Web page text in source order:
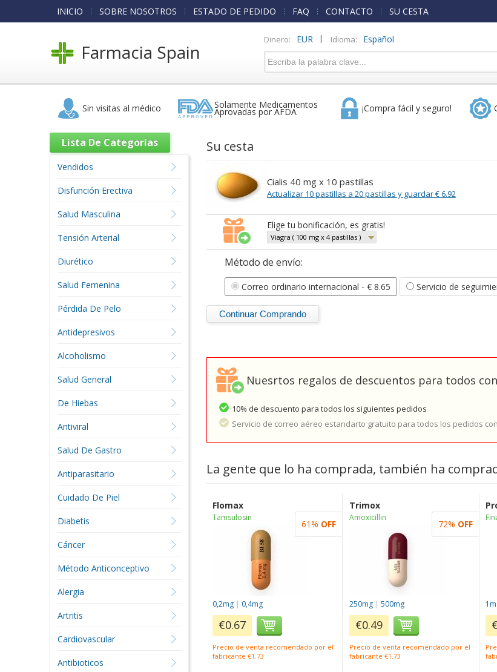
INICIO SOBRE NOSOTROS ESTADO DE PEDIDO FAQ CONTACTO SU CESTA
Farmacia Spain
Dinero: EUR | Idioma: Español
Sin visitas al médico Solamente Medicamentos
Aprovadas por AFDA ¡Compra fácil y seguro!
Su cesta
Cialis 40 mg x 10 pastillas
Actualizar 10 pastillas a 20 pastillas y guardar € 6.92
Elige tu bonificación, es gratis!
Viagra ( 100 mg x 4 pastillas )
Método de envío:
Correo ordinario internacional - € 8.65 Servicio de
Nuesrtos regalos de descuentos para todos
10% de descuento para todos los siguientes pedidos
Servicio de correo aéreo estandarto gratuito para todos los pedidos
La gente que lo ha comprada, también ha
Flomax
Tamsulosin
0,2mg | 0,4mg
€0.67
Precio de venta recomendado por el
fabricante €1.73
61% OFF
Trimox
Amoxicillin
250mg| 500mg
€0.49
Precio de venta recomendado por el
fabricante €1.73
72% OFF
Lista De Categorías
Vendidos
Disfunción Erectiva
Salud Masculina
Tensión Arterial
Diurético
Salud Femenina
Pérdida De Pelo
Antidepresivos
Alcoholismo
Salud General
De Hiebas
Antiviral
Salud De Gastro
Antiparasitario
Cuidado De Piel
Diabetis
Cáncer
Método Anticonceptivo
Alergia
Artritis
Cardiovascular
Antibioticos